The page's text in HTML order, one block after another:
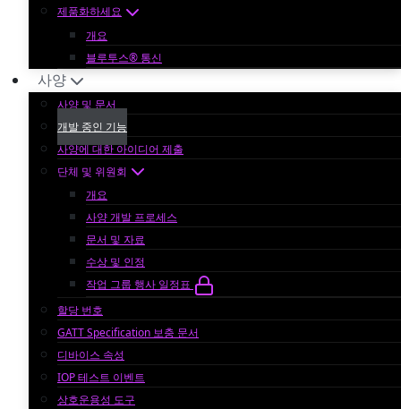
제품화하세요
개요
블루투스® 통신
사양
사양 및 문서
개발 중인 기능
사양에 대한 아이디어 제출
단체 및 위원회
개요
사양 개발 프로세스
문서 및 자료
수상 및 인정
작업 그룹 행사 일정표
할당 번호
GATT Specification 보충 문서
디바이스 속성
IOP 테스트 이벤트
상호운용성 도구